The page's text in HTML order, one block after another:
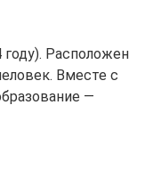
году). Расположен
Вместе с
—